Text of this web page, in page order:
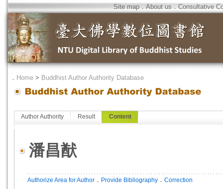
Site map．About us．Consultative
． Home > Buddhist Author Authority Database
Author Authority Result Content
潘昌猷
Authorize Area for Author ． Provide Bibliography ． Correction